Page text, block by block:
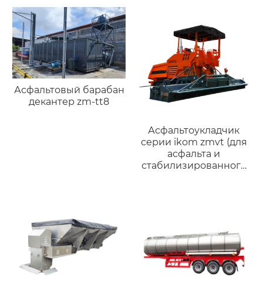
Асфальтовый барабан
декантер zm-tt8
Асфальтоукладчик
серии ikom zmvt (для
асфальта и
стабилизированного